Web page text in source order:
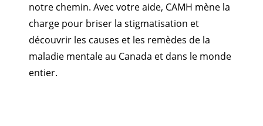
notre chemin. Avec votre aide, CAMH mène la
charge pour briser la stigmatisation et
découvrir les causes et les remèdes de la
maladie mentale au Canada et dans le monde
entier.